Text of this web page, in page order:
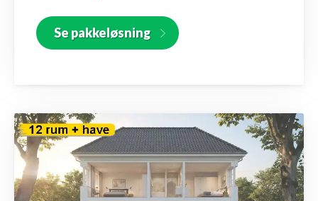
Se pakkeløsning